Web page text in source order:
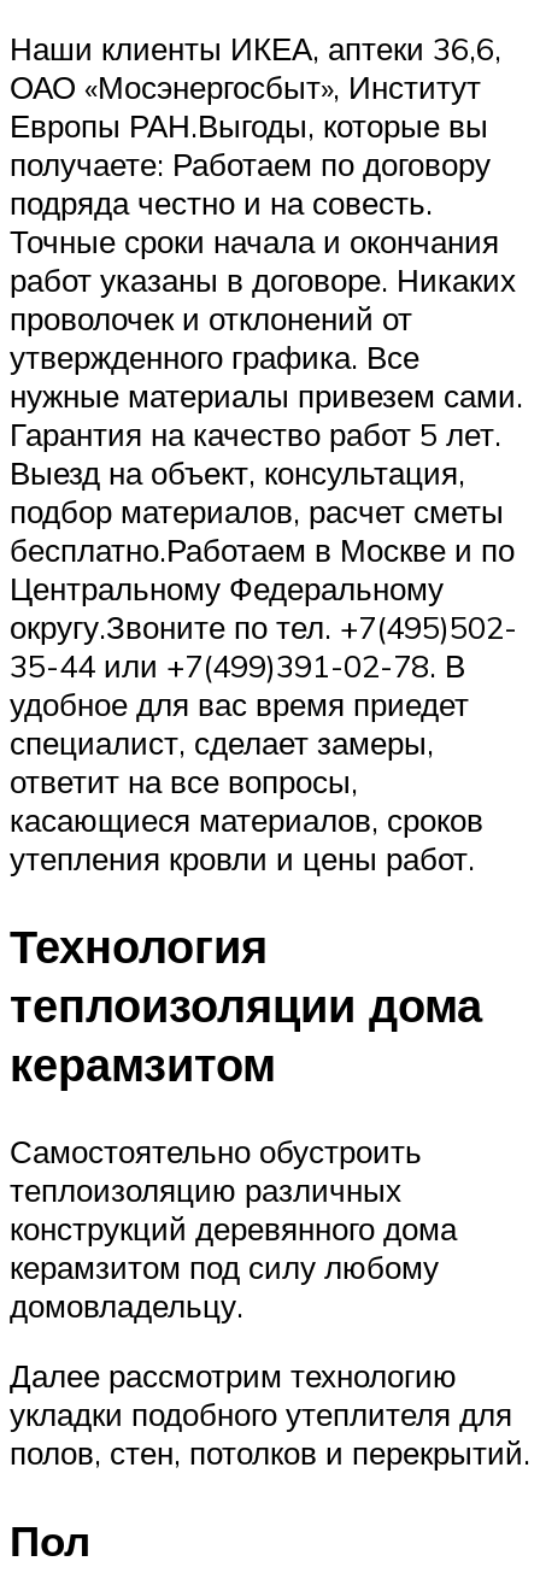
Наши клиенты ИКЕА, аптеки 36,6,
ОАО «Мосэнергосбыт», Институт
Европы РАН.Выгоды, которые вы
получаете: Работаем по договору
подряда честно и на совесть.
Точные сроки начала и окончания
работ указаны в договоре. Никаких
проволочек и отклонений от
утвержденного графика. Все
нужные материалы привезем сами.
Гарантия на качество работ 5 лет.
Выезд на объект, консультация,
подбор материалов, расчет сметы
бесплатно.Работаем в Москве и по
Центральному Федеральному
округу.Звоните по тел. +7(495)502-
35-44 или +7(499)391-02-78. В
удобное для вас время приедет
специалист, сделает замеры,
ответит на все вопросы,
касающиеся материалов, сроков
утепления кровли и цены работ.
Технология
теплоизоляции дома
керамзитом
Самостоятельно обустроить
теплоизоляцию различных
конструкций деревянного дома
керамзитом под силу любому
домовладельцу.
Далее рассмотрим технологию
укладки подобного утеплителя для
полов, стен, потолков и перекрытий.
Пол